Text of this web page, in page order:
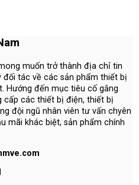
muốn trở thành địa chỉ tin
đối tác về các sản phẩm thiết bị
Hướng đến mục tiêu cố gắng
cấp các thiết bị điện, thiết bị
đội ngũ nhân viên tư vấn chyên
mãi khác biệt, sản phẩm chính